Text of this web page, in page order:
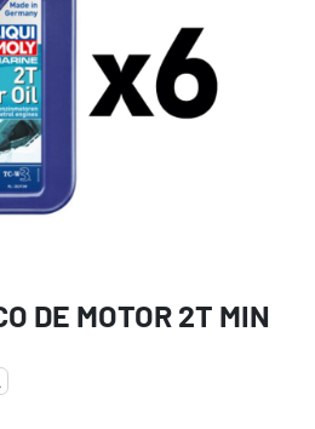
DE MOTOR 2T MIN